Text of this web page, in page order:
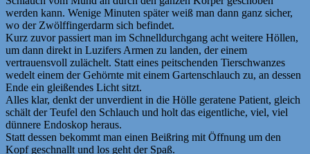
werden kann. Wenige Minuten später weiß man dann ganz sicher,
wo der Zwölffingerdarm sich befindet.
Kurz zuvor passiert man im Schnelldurchgang acht weitere Höllen,
um dann direkt in Luzifers Armen zu landen, der einem
vertrauensvoll zulächelt. Statt eines peitschenden Tierschwanzes
wedelt einem der Gehörnte mit einem Gartenschlauch zu, an dessen
Ende ein gleißendes Licht sitzt.
Alles klar, denkt der unverdient in die Hölle geratene Patient, gleich
schält der Teufel den Schlauch und holt das eigentliche, viel, viel
dünnere Endoskop heraus.
Statt dessen bekommt man einen Beißring mit Öffnung um den
Kopf geschnallt und los geht der Spaß.